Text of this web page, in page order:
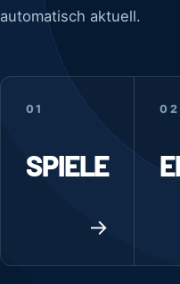
automatisch aktuell.
01
SPIELE
→
02